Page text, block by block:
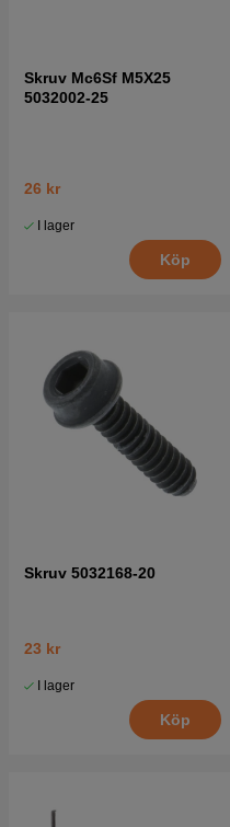
Skruv Mc6Sf M5X25
5032002-25
26 kr
I lager
Köp
Skruv 5032168-20
23 kr
I lager
Köp